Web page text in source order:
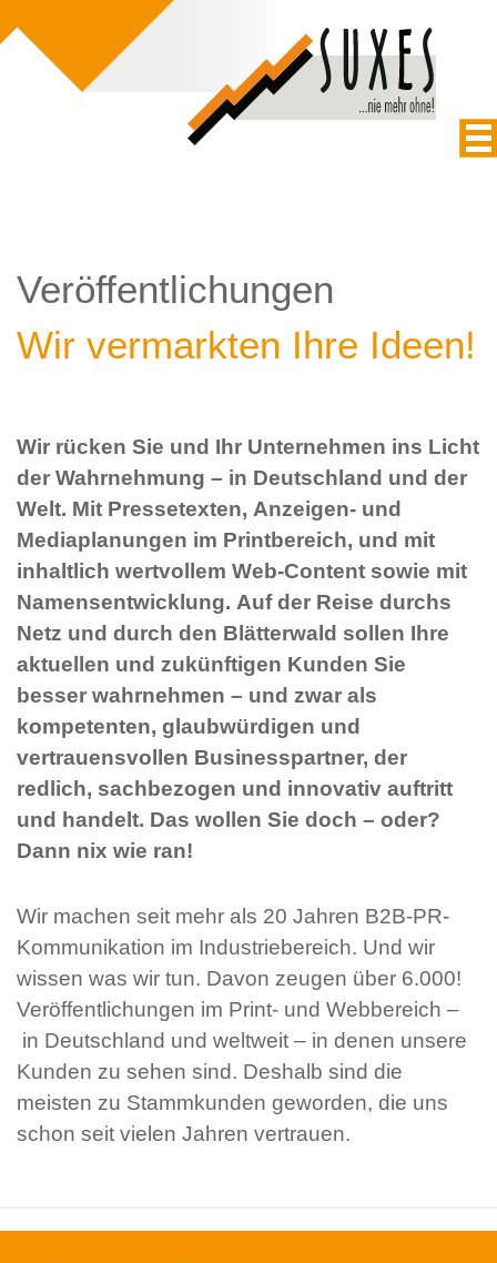
Veröffentlichungen
Wir vermarkten Ihre Ideen!
Wir rücken Sie und Ihr Unternehmen ins Licht
der Wahrnehmung – in Deutschland und der
Welt. Mit Pressetexten, Anzeigen- und
Mediaplanungen im Printbereich, und mit
inhaltlich wertvollem Web-Content sowie mit
Namensentwicklung. Auf der Reise durchs
Netz und durch den Blätterwald sollen Ihre
aktuellen und zukünftigen Kunden Sie
besser wahrnehmen – und zwar als
kompetenten, glaubwürdigen und
vertrauensvollen Businesspartner, der
redlich, sachbezogen und innovativ auftritt
und handelt. Das wollen Sie doch – oder?
Dann nix wie ran!
Wir machen seit mehr als 20 Jahren B2B-PR-
Kommunikation im Industriebereich. Und wir
wissen was wir tun. Davon zeugen über 6.000!
Veröffentlichungen im Print- und Webbereich –
in Deutschland und weltweit – in denen unsere
Kunden zu sehen sind. Deshalb sind die
meisten zu Stammkunden geworden, die uns
schon seit vielen Jahren vertrauen.